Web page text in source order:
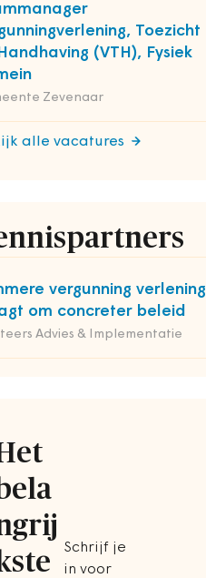
Toezicht
(VTH), Fysiek
Zevenaar
alle vacatures
vergunning verlening
om concreter beleid
Advies & Implementatie
Schrijf je
in voor